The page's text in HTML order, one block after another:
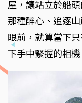
屋，讓站立於船
那種醉心、追逐
眼前，就算當下
下手中緊握的相